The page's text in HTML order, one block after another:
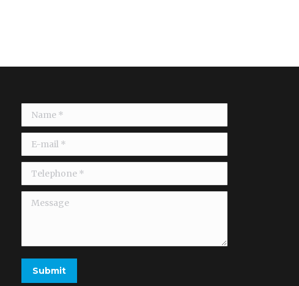
Name *
E-mail *
Telephone *
Message
Submit